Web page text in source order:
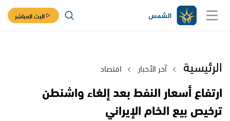
البث المباشر
الرئيسية آخر الأخبار اقتصاد
ارتفاع أسعار النفط بعد إلغاء واشنطن
ترخيص بيع الخام الإيراني